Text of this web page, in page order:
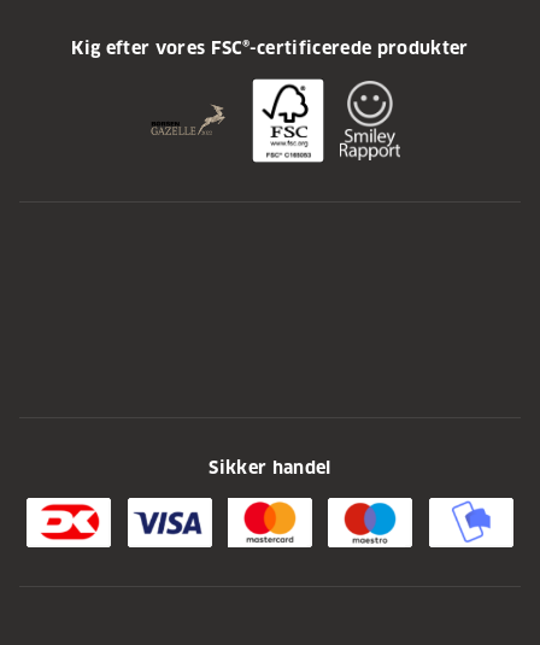
Kig efter vores FSC®-certificerede produkter
Sikker handel